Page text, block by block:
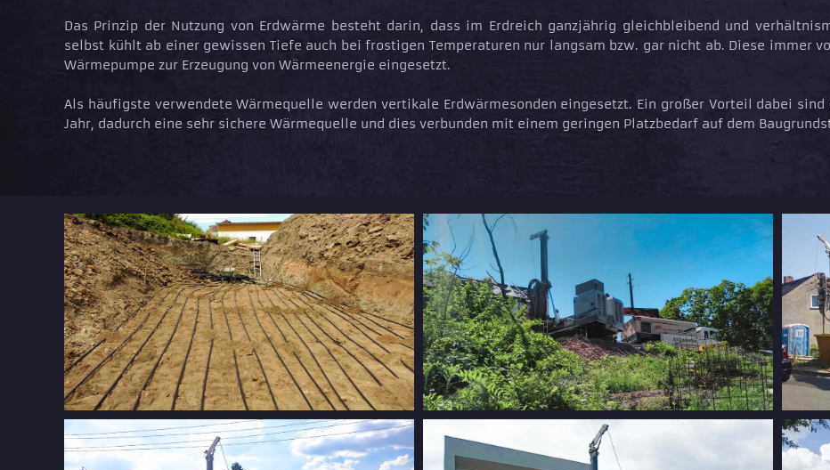
Das Prinzip der Nutzung von Erdwärme besteht darin, dass im Erdreich ganzjährig gleichbleibend und
selbst kühlt ab einer gewissen Tiefe auch bei frostigen Temperaturen nur langsam bzw. gar nicht ab. Diese immer
Wärmepumpe zur Erzeugung von Wärmeenergie eingesetzt.
Als häufigste verwendete Wärmequelle werden vertikale Erdwärmesonden eingesetzt. Ein großer Vorteil dabei
Jahr, dadurch eine sehr sichere Wärmequelle und dies verbunden mit einem geringen Platzbedarf auf dem
Horizontaler Flächenkollektor im Bergbaugebiet Erdwärmebohrung auf dem Weinberg